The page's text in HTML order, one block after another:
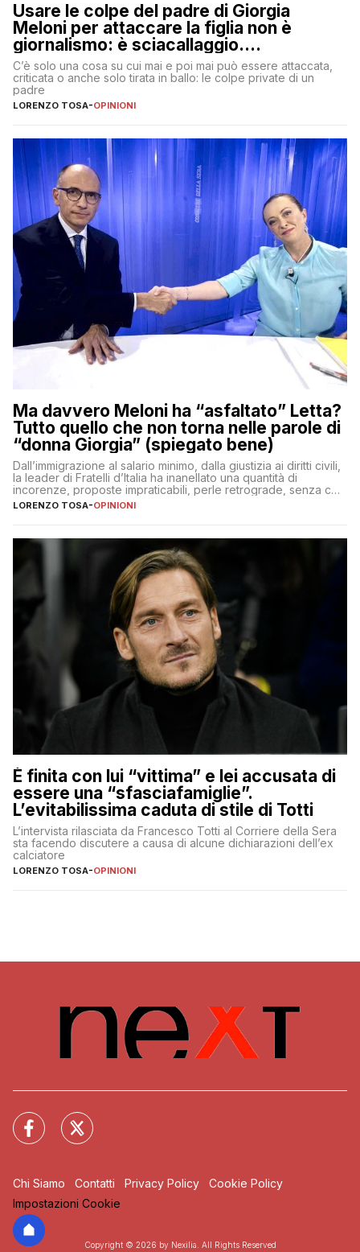
Usare le colpe del padre di Giorgia
Meloni per attaccare la figlia non è
giornalismo: è sciacallaggio.
Dimostriamo di essere diversi
C’è solo una cosa su cui mai e poi mai può essere attaccata,
criticata o anche solo tirata in ballo: le colpe private di un
padre
LORENZO TOSA-OPINIONI
Ma davvero Meloni ha “asfaltato” Letta?
Tutto quello che non torna nelle parole di
“donna Giorgia” (spiegato bene)
Dall’immigrazione al salario minimo, dalla giustizia ai diritti civili,
la leader di Fratelli d’Italia ha inanellato una quantità di
incorenze, proposte impraticabili, perle retrograde, senza che
nessuno – a destra come a sinistra – glielo abbia fatto notare
LORENZO TOSA-OPINIONI
È finita con lui “vittima” e lei accusata di
essere una “sfasciafamiglie”.
L’evitabilissima caduta di stile di Totti
L’intervista rilasciata da Francesco Totti al Corriere della Sera
sta facendo discutere a causa di alcune dichiarazioni dell’ex
calciatore
LORENZO TOSA-OPINIONI
Chi Siamo Contatti Privacy Policy
Cookie Policy
Impostazioni Cookie
Copyright © 2026 by Nexilia. All Rights Reserved